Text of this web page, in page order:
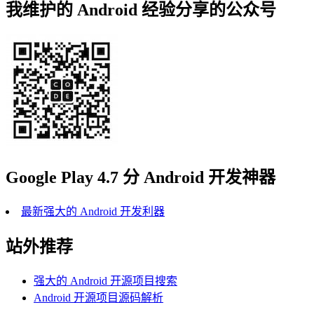
我维护的 Android 经验分享的公众号
Google Play 4.7 分 Android 开发神器
最新强大的 Android 开发利器
站外推荐
强大的 Android 开源项目搜索
Android 开源项目源码解析